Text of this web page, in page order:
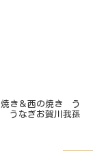
焼き＆西の焼き う
うなぎお賀川我孫